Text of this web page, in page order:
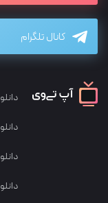
کانال تلگرام